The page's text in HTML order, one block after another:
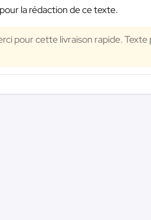
la rédaction de ce texte.
pour cette livraison rapide.